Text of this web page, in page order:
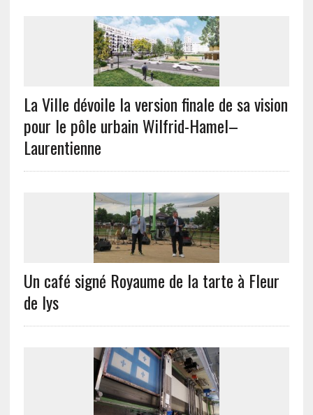
La Ville dévoile la version finale de sa vision
pour le pôle urbain Wilfrid-Hamel–
Laurentienne
Un café signé Royaume de la tarte à Fleur
de lys